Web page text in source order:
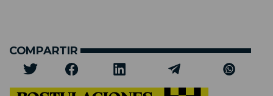
COMPARTIR